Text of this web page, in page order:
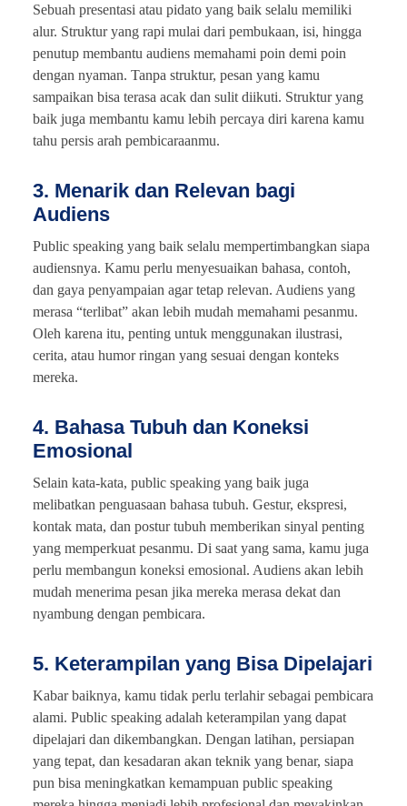
Sebuah presentasi atau pidato yang baik selalu memiliki
alur. Struktur yang rapi mulai dari pembukaan, isi, hingga
penutup membantu audiens memahami poin demi poin
dengan nyaman. Tanpa struktur, pesan yang kamu
sampaikan bisa terasa acak dan sulit diikuti. Struktur yang
baik juga membantu kamu lebih percaya diri karena kamu
tahu persis arah pembicaraanmu.
3. Menarik dan Relevan bagi
Audiens
Public speaking yang baik selalu mempertimbangkan siapa
audiensnya. Kamu perlu menyesuaikan bahasa, contoh,
dan gaya penyampaian agar tetap relevan. Audiens yang
merasa “terlibat” akan lebih mudah memahami pesanmu.
Oleh karena itu, penting untuk menggunakan ilustrasi,
cerita, atau humor ringan yang sesuai dengan konteks
mereka.
4. Bahasa Tubuh dan Koneksi
Emosional
Selain kata-kata, public speaking yang baik juga
melibatkan penguasaan bahasa tubuh. Gestur, ekspresi,
kontak mata, dan postur tubuh memberikan sinyal penting
yang memperkuat pesanmu. Di saat yang sama, kamu juga
perlu membangun koneksi emosional. Audiens akan lebih
mudah menerima pesan jika mereka merasa dekat dan
nyambung dengan pembicara.
5. Keterampilan yang Bisa Dipelajari
Kabar baiknya, kamu tidak perlu terlahir sebagai pembicara
alami. Public speaking adalah keterampilan yang dapat
dipelajari dan dikembangkan. Dengan latihan, persiapan
yang tepat, dan kesadaran akan teknik yang benar, siapa
pun bisa meningkatkan kemampuan public speaking